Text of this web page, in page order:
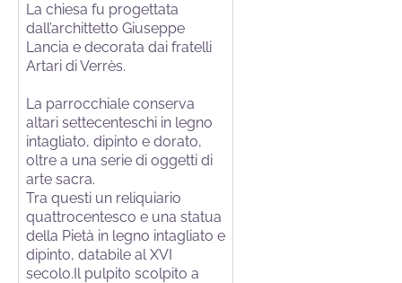
La chiesa fu progettata
dall’archittetto Giuseppe
Lancia e decorata dai fratelli
Artari di Verrès.
La parrocchiale conserva
altari settecenteschi in legno
intagliato, dipinto e dorato,
oltre a una serie di oggetti di
arte sacra.
Tra questi un reliquiario
quattrocentesco e una statua
della Pietà in legno intagliato e
dipinto, databile al XVI
secolo.Il pulpito scolpito a